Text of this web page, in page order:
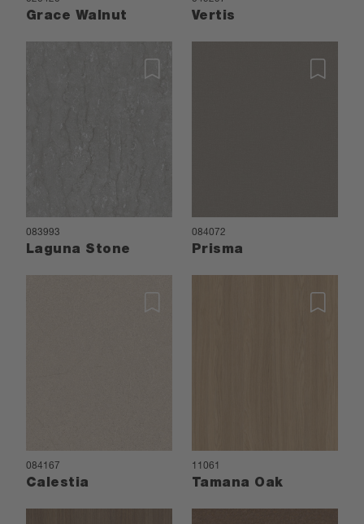
Grace Walnut Vertis
083993
Laguna Stone
084072
Prisma
084167
Calestia
11061
Tamana Oak